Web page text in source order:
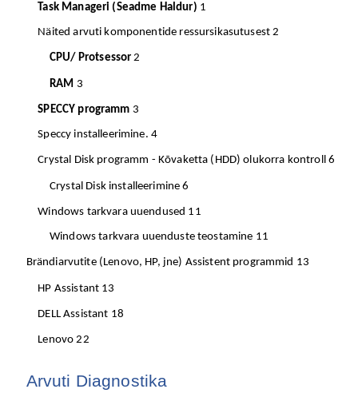
Task Manageri (Seadme Haldur) 1
Näited arvuti komponentide ressursikasutusest2
CPU/ Protsessor2
RAM 3
SPECCY programm 3
Speccy installeerimine. 4
Crystal Disk programm - Kõvaketta (HDD) olukorra kontroll6
Crystal Disk installeerimine6
Windows tarkvara uuendused 11
Windows tarkvara uuenduste teostamine 11
Brändiarvutite (Lenovo, HP, jne) Assistent programmid 13
HP Assistant 13
DELL Assistant 18
Lenovo22
Arvuti Diagnostika